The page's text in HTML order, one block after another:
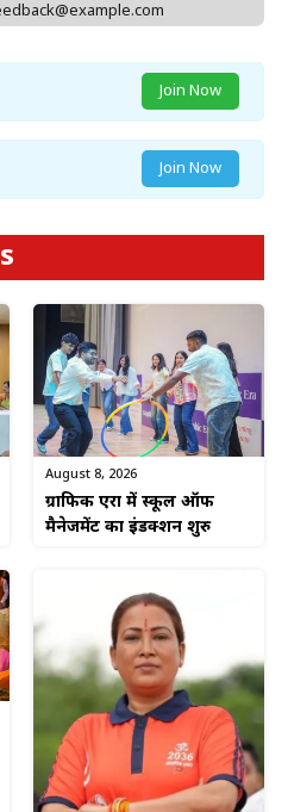
Join Now
Join Now
August 8, 2026
ग्राफिक एरा में स्कूल ऑफ
मैनेजमेंट का इंडक्शन शुरु